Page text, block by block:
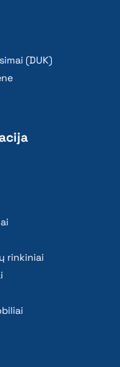
(DUK)
rinkiniai